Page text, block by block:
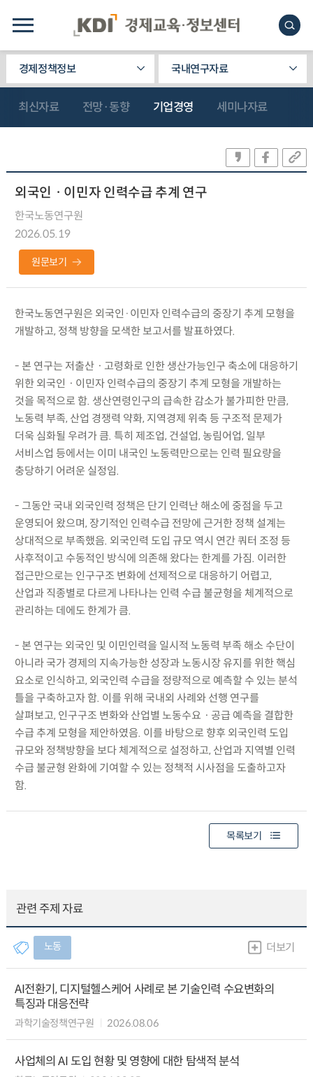
경제정책정보 국내연구자료
최신자료 전망·동향 기업경영 세미나자료
외국인ㆍ이민자 인력수급 추계 연구
한국노동연구원
2026.05.19
원문보기
한국노동연구원은 외국인·이민자 인력수급의 중장기 추계 모형을
개발하고, 정책 방향을 모색한 보고서를 발표하였다.
- 본 연구는 저출산ㆍ고령화로 인한 생산가능인구 축소에 대응하기
위한 외국인ㆍ이민자 인력수급의 중장기 추계 모형을 개발하는
것을 목적으로 함. 생산연령인구의 급속한 감소가 불가피한 만큼,
노동력 부족, 산업 경쟁력 약화, 지역경제 위축 등 구조적 문제가
더욱 심화될 우려가 큼. 특히 제조업, 건설업, 농림어업, 일부
서비스업 등에서는 이미 내국인 노동력만으로는 인력 필요량을
충당하기 어려운 실정임.
- 그동안 국내 외국인력 정책은 단기 인력난 해소에 중점을 두고
운영되어 왔으며, 장기적인 인력수급 전망에 근거한 정책 설계는
상대적으로 부족했음. 외국인력 도입 규모 역시 연간 쿼터 조정 등
사후적이고 수동적인 방식에 의존해 왔다는 한계를 가짐. 이러한
접근만으로는 인구구조 변화에 선제적으로 대응하기 어렵고,
산업과 직종별로 다르게 나타나는 인력 수급 불균형을 체계적으로
관리하는 데에도 한계가 큼.
- 본 연구는 외국인 및 이민인력을 일시적 노동력 부족 해소 수단이
아니라 국가 경제의 지속가능한 성장과 노동시장 유지를 위한 핵심
요소로 인식하고, 외국인력 수급을 정량적으로 예측할 수 있는 분석
틀을 구축하고자 함. 이를 위해 국내외 사례와 선행 연구를
살펴보고, 인구구조 변화와 산업별 노동수요ㆍ공급 예측을 결합한
수급 추계 모형을 제안하였음. 이를 바탕으로 향후 외국인력 도입
규모와 정책방향을 보다 체계적으로 설정하고, 산업과 지역별 인력
수급 불균형 완화에 기여할 수 있는 정책적 시사점을 도출하고자
함.
목록보기
관련 주제 자료
노동 더보기
AI전환기, 디지털헬스케어 사례로 본 기술인력 수요변화의
특징과 대응전략
과학기술정책연구원 2026.08.06
사업체의 AI 도입 현황 및 영향에 대한 탐색적 분석